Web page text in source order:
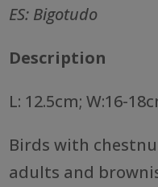
ES: Bigotudo
Description
L: 12.5cm; W:16-
Birds with
adults and